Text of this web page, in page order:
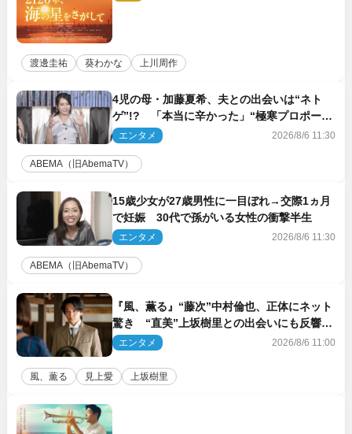
渡邊圭祐 葵わかな 上川周作
4児の母・加藤夏希、夫との出会いは“ネト
ゲ”!? 「本当に辛かった」“極寒プロポー
ズ”も告白
エンタメ 2026/8/6 11:30
ABEMA（旧AbemaTV）
15歳少女が27歳男性に一目ぼれ→交際1ヵ月
で妊娠 30代で孫がいる女性の衝撃半生
エンタメ 2026/8/6 11:30
ABEMA（旧AbemaTV）
『風、薫る』“藤次”中村倫也、正体にネット
驚き “直美”上坂樹里との出会いにも反響
「力になってくれそう」「仲良くしなよ！」
エンタメ 2026/8/6 11:00
風、薫る 見上愛 上坂樹里